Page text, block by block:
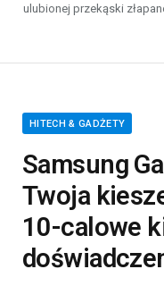
ulubionej przekąski
HITECH & GADŻETY
Samsung
Twoja
10-calowe